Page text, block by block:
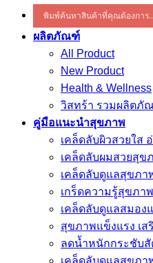
ผลิตภัณฑ์
All Product
New Product
Health & Wellness
วิสทร้า รวมผลิตภั
คู่มือแนะนำสุขภาพ
เคล็ดลับผิวสวยใส
เคล็ดลับผมสวยสุข
เคล็ดลับดูแลสุขภา
เกร็ดความรู้สุขภาพ
เคล็ดลับดูแลสมอง
สุขภาพแข็งแรง เ
ลดน้ำหนักกระชับ
เคล็ดลับดูแลสุขภา